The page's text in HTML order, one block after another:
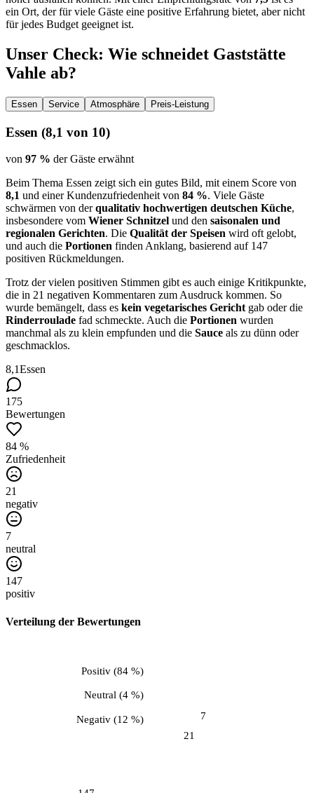
ein Ort, der für viele Gäste eine positive Erfahrung bietet, aber nicht
für jedes Budget geeignet ist.
Unser Check: Wie schneidet Gaststätte
Vahle ab?
Essen Service Atmosphäre Preis-Leistung
Essen (8,1 von 10)
von 97 % der Gäste erwähnt
Beim Thema Essen zeigt sich ein gutes Bild, mit einem Score von
8,1 und einer Kundenzufriedenheit von 84 %. Viele Gäste
schwärmen von derqualitativ hochwertigen deutschen Küche,
insbesondere vom Wiener Schnitzel und den saisonalen und
regionalen Gerichten. Die Qualität der Speisen wird oft gelobt,
und auch die Portionen finden Anklang, basierend auf 147
positiven Rückmeldungen.
Trotz der vielen positiven Stimmen gibt es auch einige Kritikpunkte,
die in 21 negativen Kommentaren zum Ausdruck kommen. So
wurde bemängelt, dass es kein vegetarisches Gericht gab oder die
Rinderroulade fad schmeckte. Auch die Portionen wurden
manchmal als zu klein empfunden und die Sauce als zu dünn oder
geschmacklos.
8,1Essen
175
Bewertungen
84 %
Zufriedenheit
21
negativ
7
neutral
147
positiv
Verteilung der Bewertungen
21
Negativ(12 %) 7
Neutral(4 %)
Positiv(84 %)